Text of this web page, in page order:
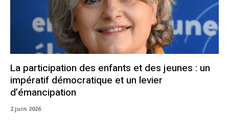
La participation des enfants et des jeunes : un
impératif démocratique et un levier
d’émancipation
2 juin 2026